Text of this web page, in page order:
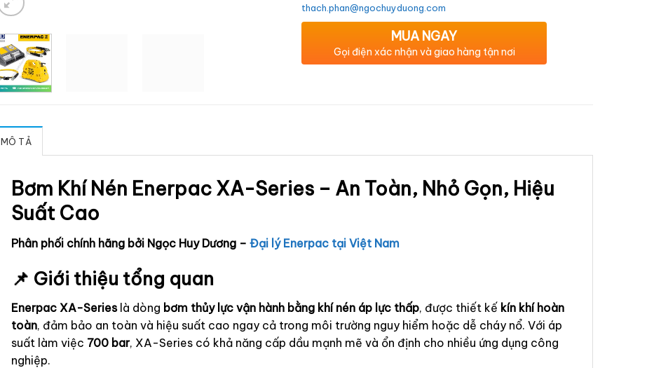
thach.phan@ngochuyduong.com
MUA NGAY
Gọi điện xác nhận và giao hàng tận nơi
MÔ TẢ
Bơm Khí Nén Enerpac XA-Series – An Toàn, Nhỏ Gọn, Hiệu
Suất Cao
Phân phối chính hãng bởi Ngọc Huy Dương – Đại lý Enerpac tại Việt Nam
📌 Giới thiệu tổng quan
Enerpac XA-Serieslà dòng bơm thủy lực vận hành bằng khí nén áp lực thấp, được thiết kế kín khí hoàn
toàn, đảm bảo an toàn và hiệu suất cao ngay cả trong môi trường nguy hiểm hoặc dễ cháy nổ. Với áp
suất làm việc 700 bar, XA-Series có khả năng cấp dầu mạnh mẽ và ổn định cho nhiều ứng dụng công
nghiệp.